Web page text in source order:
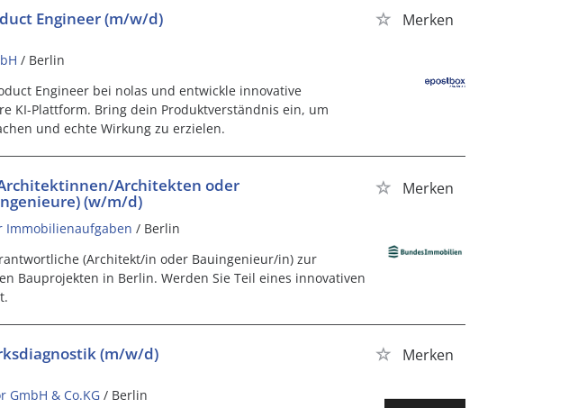
Engineer (m/w/d) Merken
/ Berlin
Engineer bei nolas und entwickle innovative
KI-Plattform. Bring dein Produktverständnis ein, um
und echte Wirkung zu erzielen.
Architekten oder
(w/m/d)
Merken
Immobilienaufgaben / Berlin
(Architekt/in oder Bauingenieur/in) zur
Bauprojekten in Berlin. Werden Sie Teil eines innovativen
(m/w/d) Merken
GmbH & Co.KG / Berlin